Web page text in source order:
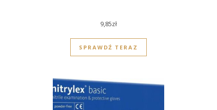
9,85zł
SPRAWDŹ TERAZ